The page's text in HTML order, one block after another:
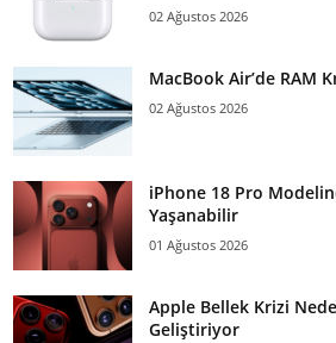
02 Ağustos 2026
MacBook Air’de RAM
02 Ağustos 2026
iPhone 18 Pro
Yaşanabilir
01 Ağustos 2026
Apple Bellek Krizi
Geliştiriyor